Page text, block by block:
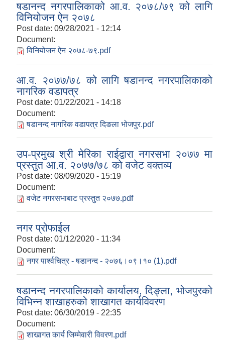
षडानन्द नगरपालिकाको आ.व. २०७८/७९ को लागि
विनियोजन ऐन २०७८
Post date: 09/28/2021 - 12:14
Document:
विनियोजन ऐन २०७८-७९.pdf
आ.व. २०७७/७८ को लागि षडानन्द नगरपालिकाको
नागरिक वडापत्र
Post date: 01/22/2021 - 14:18
Document:
षडानन्द नागरिक वडापत्र दिङला भोजपुर.pdf
उप-प्रमुख श्री मेरिका राईद्वारा नगरसभा २०७७ मा
प्रस्तुत आ.व. २०७७/७८ को वजेट वक्तव्य
Post date: 08/09/2020 - 15:19
Document:
वजेट नगरसभाबाट प्रस्तुत २०७७.pdf
नगर प्रोफाईल
Post date: 01/12/2020 - 11:34
Document:
नगर पार्श्वचित्र - षडानन्द - २०७६।०९।१० (1).pdf
षडानन्द नगरपालिकाको कार्यालय, दिङ्ला, भोजपुरको
विभिन्न शाखाहरुको शाखागत कार्यविवरण
Post date: 06/30/2019 - 22:35
Document:
शाखागत कार्य जिम्मेवारी विवरण.pdf